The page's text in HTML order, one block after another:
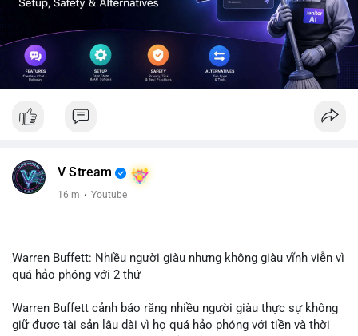
V Stream
16 m · Youtube
Warren Buffett: Nhiều người giàu nhưng không giàu vĩnh viễn vì
quá hảo phóng với 2 thứ
Warren Buffett cảnh báo rằng nhiều người giàu thực sự không
giữ được tài sản lâu dài vì họ quá hảo phóng với tiền và thời